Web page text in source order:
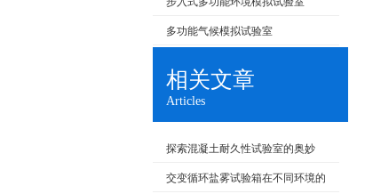
多功能气候模拟试验室
相关文章
Articles
探索混凝土耐久性试验室的奥妙
交变循环盐雾试验箱在不同环境的